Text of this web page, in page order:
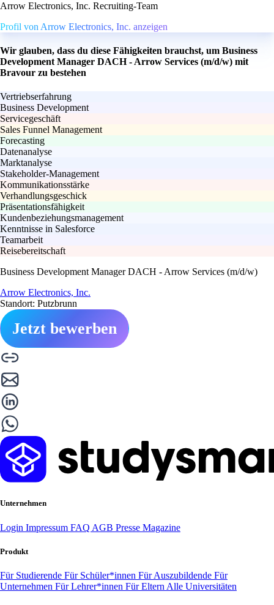
Arrow Electronics, Inc. Recruiting-Team
Profil von Arrow Electronics, Inc. anzeigen
Wir glauben, dass du diese Fähigkeiten brauchst, um Business
Development Manager DACH - Arrow Services (m/d/w) mit
Bravour zu bestehen
Vertriebserfahrung
Business Development
Servicegeschäft
Sales Funnel Management
Forecasting
Datenanalyse
Marktanalyse
Stakeholder-Management
Kommunikationsstärke
Verhandlungsgeschick
Präsentationsfähigkeit
Kundenbeziehungsmanagement
Kenntnisse in Salesforce
Teamarbeit
Reisebereitschaft
Business Development Manager DACH - Arrow Services (m/d/w)
Arrow Electronics, Inc.
Standort: Putzbrunn
Jetzt bewerben
Unternehmen
Login Impressum FAQ AGB Presse Magazine
Produkt
Für Studierende Für Schüler*innen Für Auszubildende Für
Unternehmen Für Lehrer*innen Für Eltern Alle Universitäten